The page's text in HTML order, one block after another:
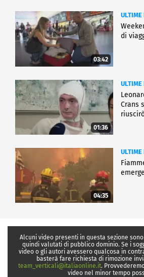
03:42
ULTIME
di
01:36
ULTIME
Crans
04:35
ULTIME
Alcuni video presenti in questa sezione
quindi valutati di pubblico dominio. Se i
video o gli autori avessero qualcosa in
basterà fare richiesta di rimozione
team_verticali@italiaonline.it.
video nel minor tempo